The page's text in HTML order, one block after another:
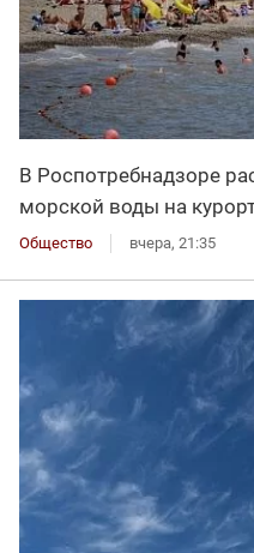
В Роспотребнадзоре
морской воды на
Общество вчера, 21:35